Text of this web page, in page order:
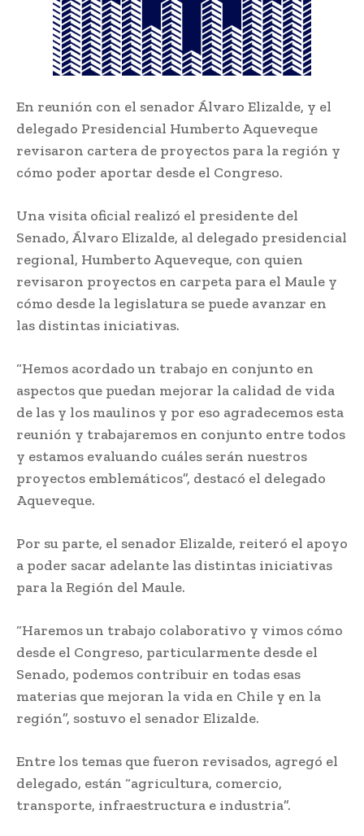
En reunión con el senador Álvaro Elizalde, y el
delegado Presidencial Humberto Aqueveque
revisaron cartera de proyectos para la región y
cómo poder aportar desde el Congreso.
Una visita oficial realizó el presidente del
Senado, Álvaro Elizalde, al delegado presidencial
regional, Humberto Aqueveque, con quien
revisaron proyectos en carpeta para el Maule y
cómo desde la legislatura se puede avanzar en
las distintas iniciativas.
“Hemos acordado un trabajo en conjunto en
aspectos que puedan mejorar la calidad de vida
de las y los maulinos y por eso agradecemos esta
reunión y trabajaremos en conjunto entre todos
y estamos evaluando cuáles serán nuestros
proyectos emblemáticos”, destacó el delegado
Aqueveque.
Por su parte, el senador Elizalde, reiteró el apoyo
a poder sacar adelante las distintas iniciativas
para la Región del Maule.
“Haremos un trabajo colaborativo y vimos cómo
desde el Congreso, particularmente desde el
Senado, podemos contribuir en todas esas
materias que mejoran la vida en Chile y en la
región”, sostuvo el senador Elizalde.
Entre los temas que fueron revisados, agregó el
delegado, están “agricultura, comercio,
transporte, infraestructura e industria”.